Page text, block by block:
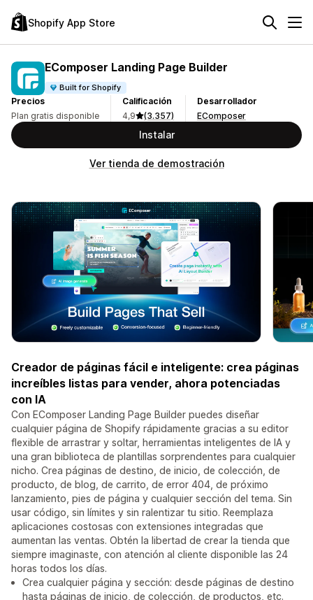
Shopify App Store
EComposer Landing Page Builder
Built for Shopify
Precios
Plan gratis disponible
Calificación
4,9
(3.357)
Desarrollador
EComposer
Instalar
Ver tienda de demostración
Creador de páginas fácil e inteligente: crea páginas
increíbles listas para vender, ahora potenciadas
con IA
Con EComposer Landing Page Builder puedes diseñar
cualquier página de Shopify rápidamente gracias a su editor
flexible de arrastrar y soltar, herramientas inteligentes de IA y
una gran biblioteca de plantillas sorprendentes para cualquier
nicho. Crea páginas de destino, de inicio, de colección, de
producto, de blog, de carrito, de error 404, de próximo
lanzamiento, pies de página y cualquier sección del tema. Sin
usar código, sin límites y sin ralentizar tu sitio. Reemplaza
aplicaciones costosas con extensiones integradas que
aumentan las ventas. Obtén la libertad de crear la tienda que
siempre imaginaste, con atención al cliente disponible las 24
horas todos los días.
Crea cualquier página y sección: desde páginas de destino
hasta páginas de inicio, de colección, de productos, etc.